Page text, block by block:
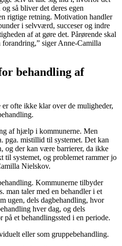
så bliver det deres egen
rigtige retning. Motivation handler
i selvværd, succeser og indre
af at gøre det. Pårørende skal
siger Anne-Camilla
behandling af
ofte ikke klar over de muligheder,
af hjælp i kommunerne. Men
pga. mistillid til systemet. Det kan
og der kan være barrierer, da ikke
til systemet, og problemet rammer jo
Nielskov.
Kommunerne tilbyder
man taler med en behandler i et
ugen, dels dagbehandling, hvor
hver dag, og dels
et behandlingssted i en periode.
eller som gruppebehandling.